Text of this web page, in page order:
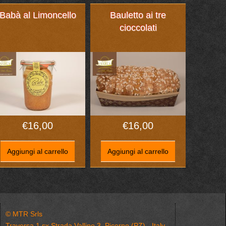
al Limoncello
€16,00
Aggiungi al carrello
Bauletto ai tre
cioccolati
€16,00
Aggiungi al carrello
© MTR Srls